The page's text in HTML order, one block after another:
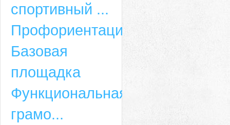
спортивный ...
Профориентация
Базовая
площадка
Функциональная
грамо...